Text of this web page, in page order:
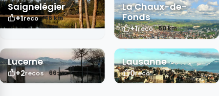
Saignelégier
+1reco 46 km
La Chaux-de-
Fonds
+1reco 50 km
Lucerne
+2recos 66 km
Lausanne
0reco 78 km